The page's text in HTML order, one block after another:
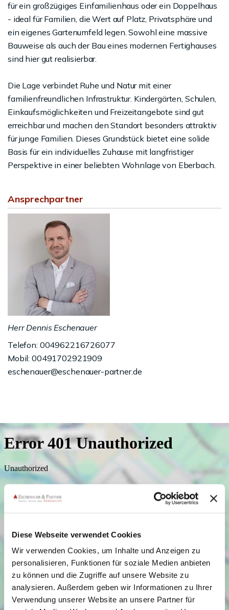
Diese Webseite verwendet Cookies
Wir verwenden Cookies, um Inhalte und Anzeigen zu
personalisieren, Funktionen für soziale Medien anbieten
zu können und die Zugriffe auf unsere Website zu
analysieren. Außerdem geben wir Informationen zu Ihrer
Verwendung unserer Website an unsere Partner für
für ein großzügiges Einfamilienhaus oder ein Doppelhaus
- ideal für Familien, die Wert auf Platz, Privatsphäre und
ein eigenes Gartenumfeld legen. Sowohl eine massive
Bauweise als auch der Bau eines modernen Fertighauses
sind hier gut realisierbar.
Die Lage verbindet Ruhe und Natur mit einer
familienfreundlichen Infrastruktur. Kindergärten, Schulen,
Einkaufsmöglichkeiten und Freizeitangebote sind gut
erreichbar und machen den Standort besonders attraktiv
für junge Familien. Dieses Grundstück bietet eine solide
Basis für ein individuelles Zuhause mit langfristiger
Perspektive in einer beliebten Wohnlage von Eberbach.
Ansprechpartner
Herr Dennis Eschenauer
Telefon: 004962216726077
Mobil: 00491702921909
eschenauer@eschenauer-partner.de